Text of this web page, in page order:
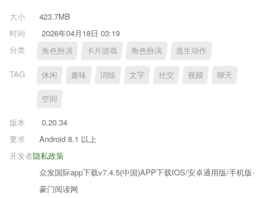
大小
423.7MB
时间
2026年04月18日 03:19
分类
角色扮演 卡片游戏 角色扮演 逃生动作
TAG 休闲 趣味 消除 文字 社交 视频 聊天
空间
版本
0.20.34
要求
Android 8.1 以上
隐私政策
开发者
众发国际app下载v7.4.5(中国)APP下载IOS/安卓通用版/手机版-
豪门阅读网